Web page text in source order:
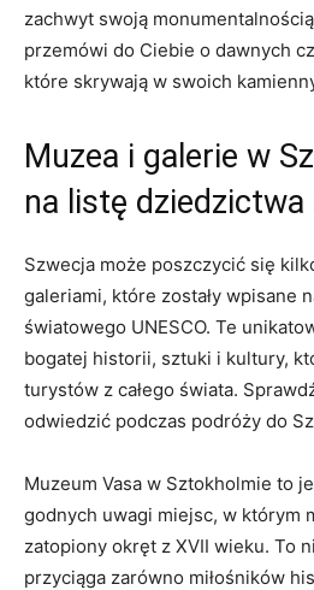
zachwyt swoją
przemówi ​do Ciebie ⁢o ‍dawnych
które skrywają w swoich
Muzea i galerie‌ w
‍na listę
Szwecja ​może​ poszczycić się
⁣galeriami, które zostały wpisane
światowego‍ UNESCO. Te
⁤bogatej historii, sztuki⁢ i​ kultury,
‍turystów z całego świata.‍
odwiedzić podczas ⁤podróży do​
Muzeum Vasa w Sztokholmie ⁤to
godnych uwagi miejsc, w którym‍
zatopiony okręt ​z‌ XVII ​wieku. To
przyciąga ‍zarówno miłośników